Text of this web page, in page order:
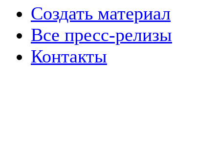
Создать материал
Все пресс-релизы
Контакты